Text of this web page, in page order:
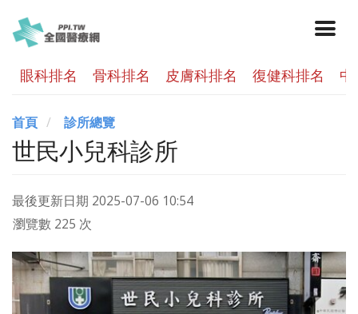
眼科排名 骨科排名 皮膚科排名 復健科排名
首頁 診所總覽
世民小兒科診所
最後更新日期 2025-07-06 10:54
瀏覽數 225 次